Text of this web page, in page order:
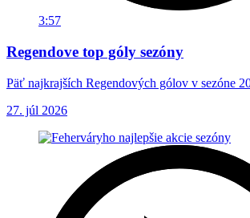
3:57
Regendove top góly sezóny
Päť najkrajších Regendových gólov v sezóne
27. júl 2026